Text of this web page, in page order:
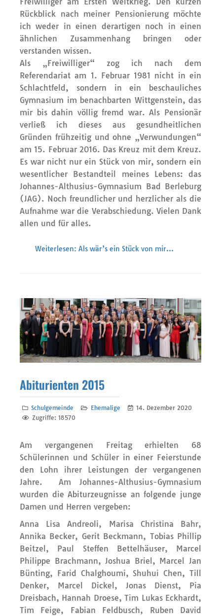
Rückblick nach meiner Pensionierung möchte
ich weder in einen derartigen noch in einen
ähnlichen Zusammenhang bringen oder
verstanden wissen.
Als „Freiwilliger“ zog ich nach dem
Referendariat am 1. Februar 1981 nicht in ein
Schlachtfeld, sondern in ein beschauliches
Gymnasium im benachbarten Wittgenstein, das
mir bis dahin völlig fremd war. Als Pensionär
verließ ich dieses aus gesundheitlichen
Gründen frühzeitig und ohne „Verwundungen“
am 15. Februar 2016. Das Kreuz mit dem Kreuz.
Es war nicht nur ein Stück von mir, sondern ein
wesentlicher Bestandteil meines Lebens: das
Johannes-Althusius-Gymnasium Bad Berleburg
(JAG). Noch freundlicher und herzlicher als die
Aufnahme war die Verabschiedung. Vielen Dank
allen und für alles.
Weiterlesen: Als wär’s ein Stück von mir…
Abiturienten 2015
Schulgemeinde Ehemalige
14. Dezember 2020
Zugriffe: 18570
Am vergangenen Freitag erhielten 68
Schülerinnen und Schüler in einer Feierstunde
den Lohn ihrer Leistungen der vergangenen
Jahre. Am Johannes-Althusius-Gymnasium
wurden die Abiturzeugnisse an folgende junge
Damen und Herren vergeben:
Anna Lisa Andreoli, Marisa Christina Bahr,
Annika Becker, Gerit Beckmann, Tobias Phillip
Beitzel, Paul Steffen Bettelhäuser, Marcel
Philippe Brachmann, Joshua Briel, Marcel Jan
Bünting, Farid Chalghoumi, Shuhui Chen, Till
Denker, Marcel Dickel, Jonas Dienst, Pia
Dreisbach, Hannah Droese, Tim Lukas Eckhardt,
Tim Feige, Fabian Feldbusch, Ruben David